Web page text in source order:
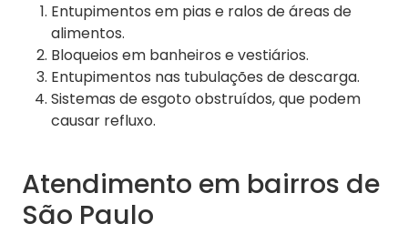
Entupimentos em pias e ralos de áreas de
alimentos.
Bloqueios em banheiros e vestiários.
Entupimentos nas tubulações de descarga.
Sistemas de esgoto obstruídos, que podem
causar refluxo.
Atendimento em bairros de
São Paulo